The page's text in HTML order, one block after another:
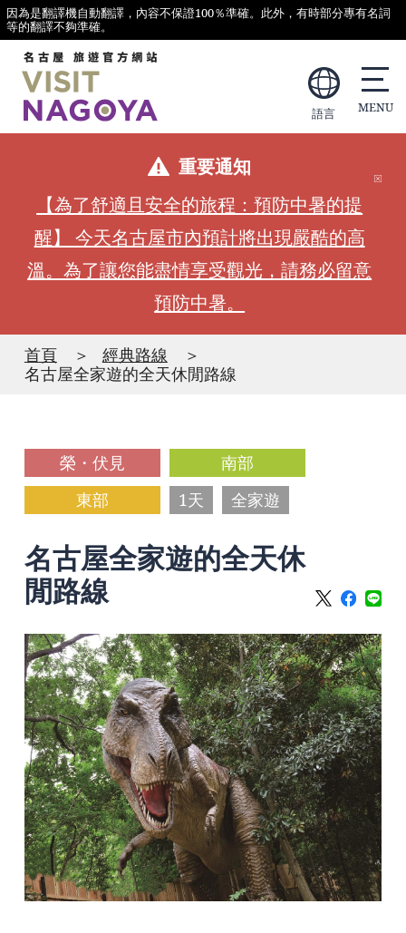
因為是翻譯機自動翻譯，內容不保證100％準確。此外，有時部分專有名詞
等的翻譯不夠準確。
語言
重要通知
【為了舒適且安全的旅程：預防中暑的提
醒】 今天名古屋市內預計將出現嚴酷的高
溫。為了讓您能盡情享受觀光，請務必留意
預防中暑。
首頁
經典路線
名古屋全家遊的全天休閒路線
榮・伏見
南部
東部
1天 全家遊
名古屋全家遊的全天休
閒路線